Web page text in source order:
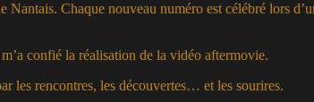
Chaque nouveau numéro est célébré lors
m’a confié la réalisation de la vidéo aftermovie.
les rencontres, les découvertes… et les sourires.